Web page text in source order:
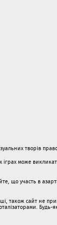
творів
може
що участь в
також сайт не
Будь-